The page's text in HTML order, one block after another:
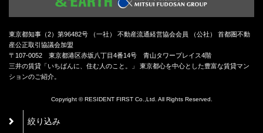
絞り込み
東京都知事（2）第96482号 （一社） 不動産流通経営協会会員 （公社） 首都圏不動
産公正取引協議会加盟
〒107-0052 東京都港区赤坂八丁目4番14号 青山タワープレイス4階
三井の賃貸「いちばんに、住む人のこと。」 東京都心を中心とした豊富な賃貸マン
ションのご紹介。
Copyright © RESIDENT FIRST Co.,Ltd. All Rights Reserved.